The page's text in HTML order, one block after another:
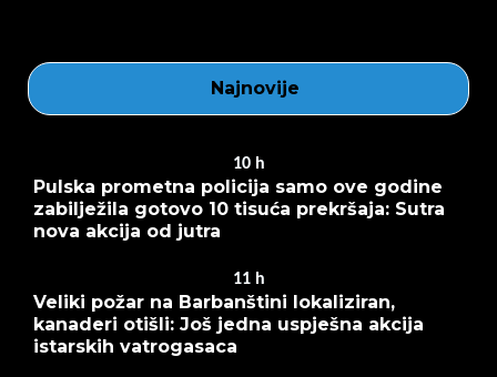
Najnovije
10 h
Pulska prometna policija samo ove godine
zabilježila gotovo 10 tisuća prekršaja: Sutra
nova akcija od jutra
11 h
Veliki požar na Barbanštini lokaliziran,
kanaderi otišli: Još jedna uspješna akcija
istarskih vatrogasaca